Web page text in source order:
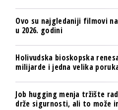
Ovo su najgledaniji filmovi
u 2026. godini
Holivudska bioskopska
milijarde i jedna velika
Job hugging menja tržište
drže sigurnosti, ali to može